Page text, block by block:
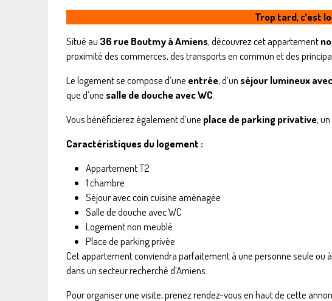
Trop tard, c’est
Situé au 36 rue Boutmy à Amiens, découvrez cet appartement
proximité des commerces, des transports en commun et des
Le logement se compose d’une entrée, d’unséjour lumineux
que d’unesalle de douche avec WC
Vous bénéficierez également d’une place de parking privative,
Caractéristiques du logement :
Appartement T2
1 chambre
Séjour avec coin cuisine aménagée
Salle de douche avec WC
Logement non meublé
Place de parking privée
Cet appartement conviendra parfaitement à une personne seule ou
dans un secteur recherché d’Amiens.
Pour organiser une visite, prenez rendez-vous en haut de cette